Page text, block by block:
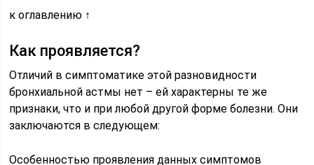
к оглавлению ↑
Как проявляется?
Отличий в симптоматике этой разновидности
бронхиальной астмы нет – ей характерны те же
признаки, что и при любой другой форме болезни. Они
заключаются в следующем:
Особенностью проявления данных симптомов